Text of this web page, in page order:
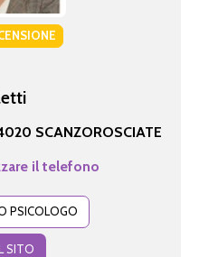
SCANZOROSCIATE
il telefono
PSICOLOGO
SITO